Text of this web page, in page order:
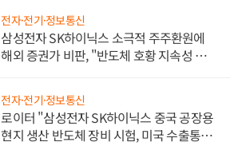
전자·전기·정보통신
삼성전자 SK하이닉스 소극적 주주환원에
해외 증권가 비판, "반도체 호황 지속성 의
전자·전기·정보통신
로이터 "삼성전자 SK하이닉스 중국 공장용
현지 생산 반도체 장비 시험, 미국 수출통제